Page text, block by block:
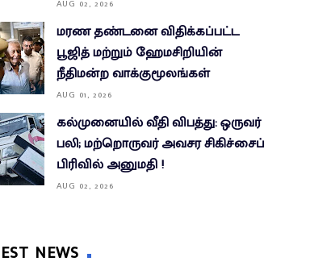
AUG 02, 2026
மரண தண்டனை விதிக்கப்பட்ட
பூஜித் மற்றும் ஹேமசிறியின்
நீதிமன்ற வாக்குமூலங்கள்
AUG 01, 2026
கல்முனையில் வீதி விபத்து: ஒருவர்
பலி; மற்றொருவர் அவசர சிகிச்சைப்
பிரிவில் அனுமதி !
AUG 02, 2026
NEWS